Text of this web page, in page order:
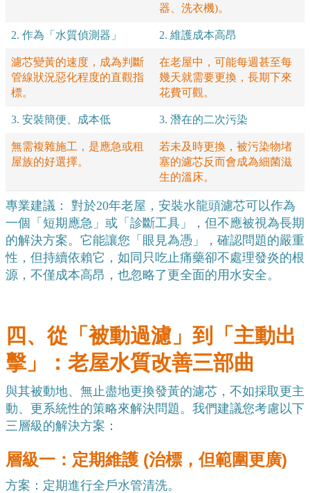
器、洗衣機)。
2. 作為「水質偵測器」 2. 維護成本高昂
濾芯變黃的速度，成為判斷
管線狀況惡化程度的直觀指
標。
在老屋中，可能每週甚至每
幾天就需要更換，長期下來
花費可觀。
3. 安裝簡便、成本低 3. 潛在的二次污染
無需複雜施工，是應急或租
屋族的好選擇。
若未及時更換，被污染物堵
塞的濾芯反而會成為細菌滋
生的溫床。
專業建議： 對於20年老屋，安裝水龍頭濾芯可以作為
一個「短期應急」或「診斷工具」，但不應被視為長期
的解決方案。它能讓您「眼見為憑」，確認問題的嚴重
性，但持續依賴它，如同只吃止痛藥卻不處理發炎的根
源，不僅成本高昂，也忽略了更全面的用水安全。
四、從「被動過濾」到「主動出
擊」：老屋水質改善三部曲
與其被動地、無止盡地更換發黃的濾芯，不如採取更主
動、更系統性的策略來解決問題。我們建議您考慮以下
三層級的解決方案：
層級一：定期維護 (治標，但範圍更廣)
方案：定期進行全戶水管清洗。